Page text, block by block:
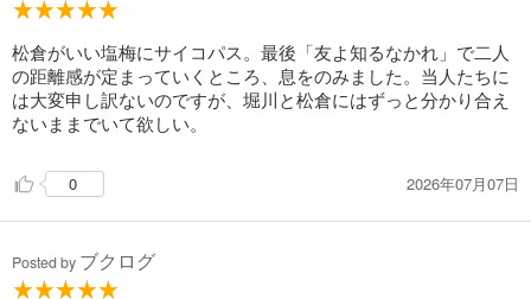
松倉がいい塩梅にサイコパス。最後「友よ知るなかれ」で二人
の距離感が定まっていくところ、息をのみました。当人たちに
は大変申し訳ないのですが、堀川と松倉にはずっと分かり合え
ないままでいて欲しい。
0 2026年07月07日
Posted by ブクログ